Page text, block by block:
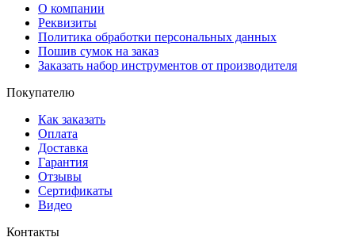
О компании
Реквизиты
Политика обработки персональных данных
Пошив сумок на заказ
Заказать набор инструментов от производителя
Покупателю
Как заказать
Оплата
Доставка
Гарантия
Отзывы
Сертификаты
Видео
Контакты